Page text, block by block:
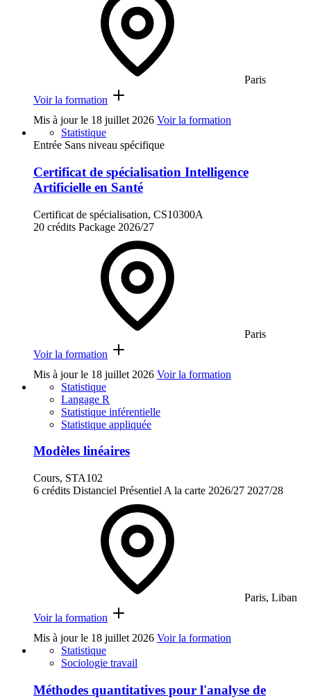
Paris
Voir la formation
Mis à jour le 18 juillet 2026 Voir la formation
Statistique
Entrée Sans niveau spécifique
Certificat de spécialisation Intelligence
Artificielle en Santé
Certificat de spécialisation, CS10300A
20 crédits Package 2026/27
Paris
Voir la formation
Mis à jour le 18 juillet 2026 Voir la formation
Statistique
Langage R
Statistique inférentielle
Statistique appliquée
Modèles linéaires
Cours, STA102
6 crédits Distanciel Présentiel A la carte 2026/27 2027/28
Paris, Liban
Voir la formation
Mis à jour le 18 juillet 2026 Voir la formation
Statistique
Sociologie travail
Méthodes quantitatives pour l'analyse de